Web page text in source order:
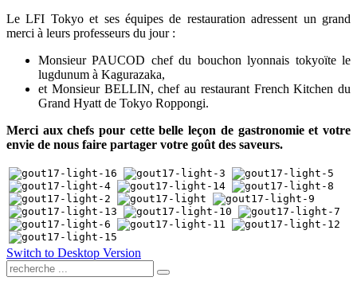
Le LFI Tokyo et ses équipes de restauration adressent un grand
merci à leurs professeurs du jour :
Monsieur PAUCOD chef du bouchon lyonnais tokyoïte le
lugdunum à Kagurazaka,
et Monsieur BELLIN, chef au restaurant French Kitchen du
Grand Hyatt de Tokyo Roppongi.
Merci aux chefs pour cette belle leçon de gastronomie et votre
envie de nous faire partager votre goût des saveurs.
Switch to Desktop Version